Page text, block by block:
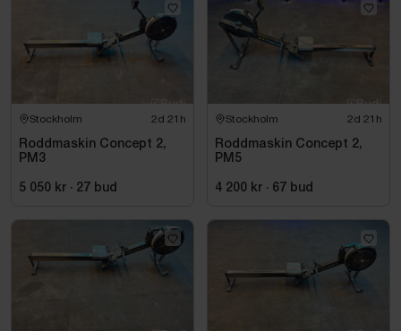
Stockholm 2d 21h
Roddmaskin Concept 2,
PM3
5 050 kr · 27 bud
Stockholm 2d 21h
Roddmaskin Concept 2,
PM5
4 200 kr · 67 bud